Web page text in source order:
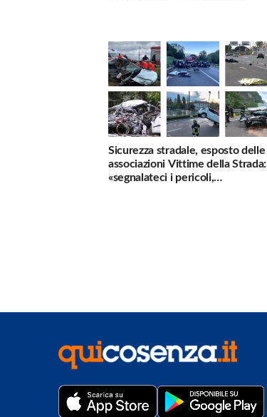
Sicurezza stradale, esposto delle
associazioni Vittime della Strada:
«segnalateci i pericoli,